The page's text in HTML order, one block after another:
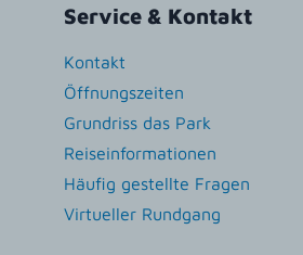
Service & Kontakt
Kontakt
Öffnungszeiten
Grundriss das Park
Reiseinformationen
Häufig gestellte Fragen
Virtueller Rundgang